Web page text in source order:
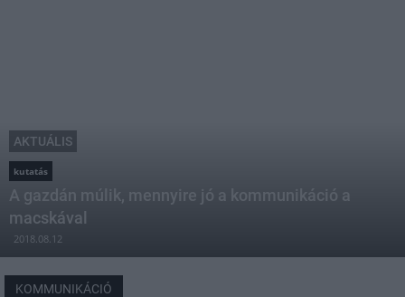
AKTUÁLIS
kutatás
A gazdán múlik, mennyire jó a kommunikáció a
macskával
2018.08.12
KOMMUNIKÁCIÓ